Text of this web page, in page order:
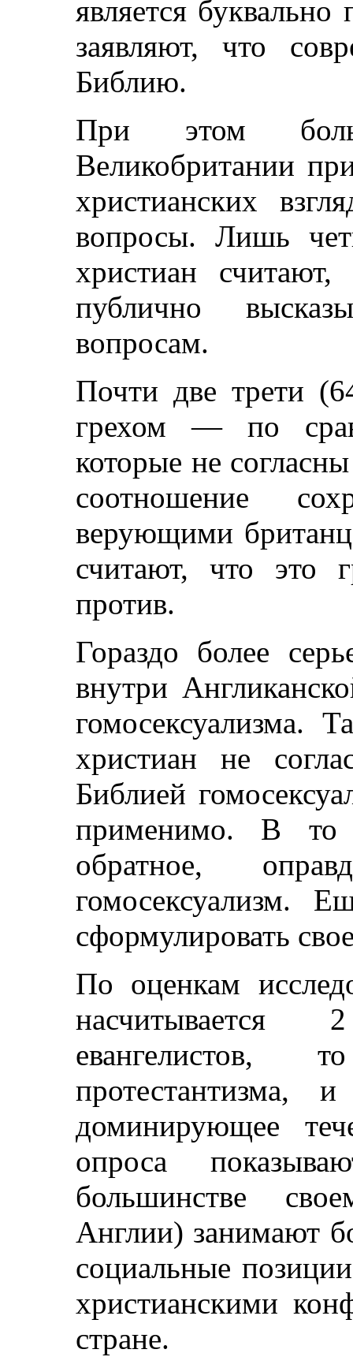
является
заявляют, что
Библию.
При этом
Великобритании
христианских
вопросы. Лишь
христиан
публично
вопросам.
Почти две трети
грехом — по
которые не
соотношение
верующими
считают, что это
против.
Гораздо более
внутри
гомосексуализма.
христиан не
Библией
применимо. В то
обратное,
гомосексуализм.
сформулировать
По оценкам
евангелистов,
протестантизма,
доминирующее
опроса
большинстве
Англии) занимают
социальные
христианскими
стране.